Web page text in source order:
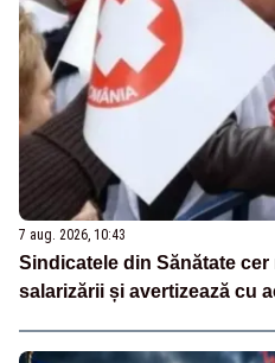
7 aug. 2026, 10:43
Sindicatele din Sănătate
salarizării și avertizează cu